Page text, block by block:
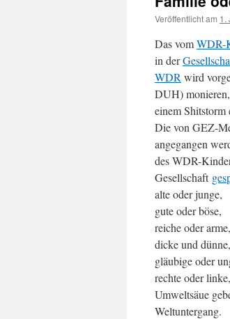
Veröffentlicht am 1.
Das vomWDR-
in der
WDR wird
DUH)
einem Shitstorm
Die von GEZ-
angegangen
des WDR-
Gesellschaft
alte oder junge,
gute oder böse,
reiche oder arme,
dicke und dünne,
gläubige oder
rechte oder
Umweltsäue
Weltuntergang.